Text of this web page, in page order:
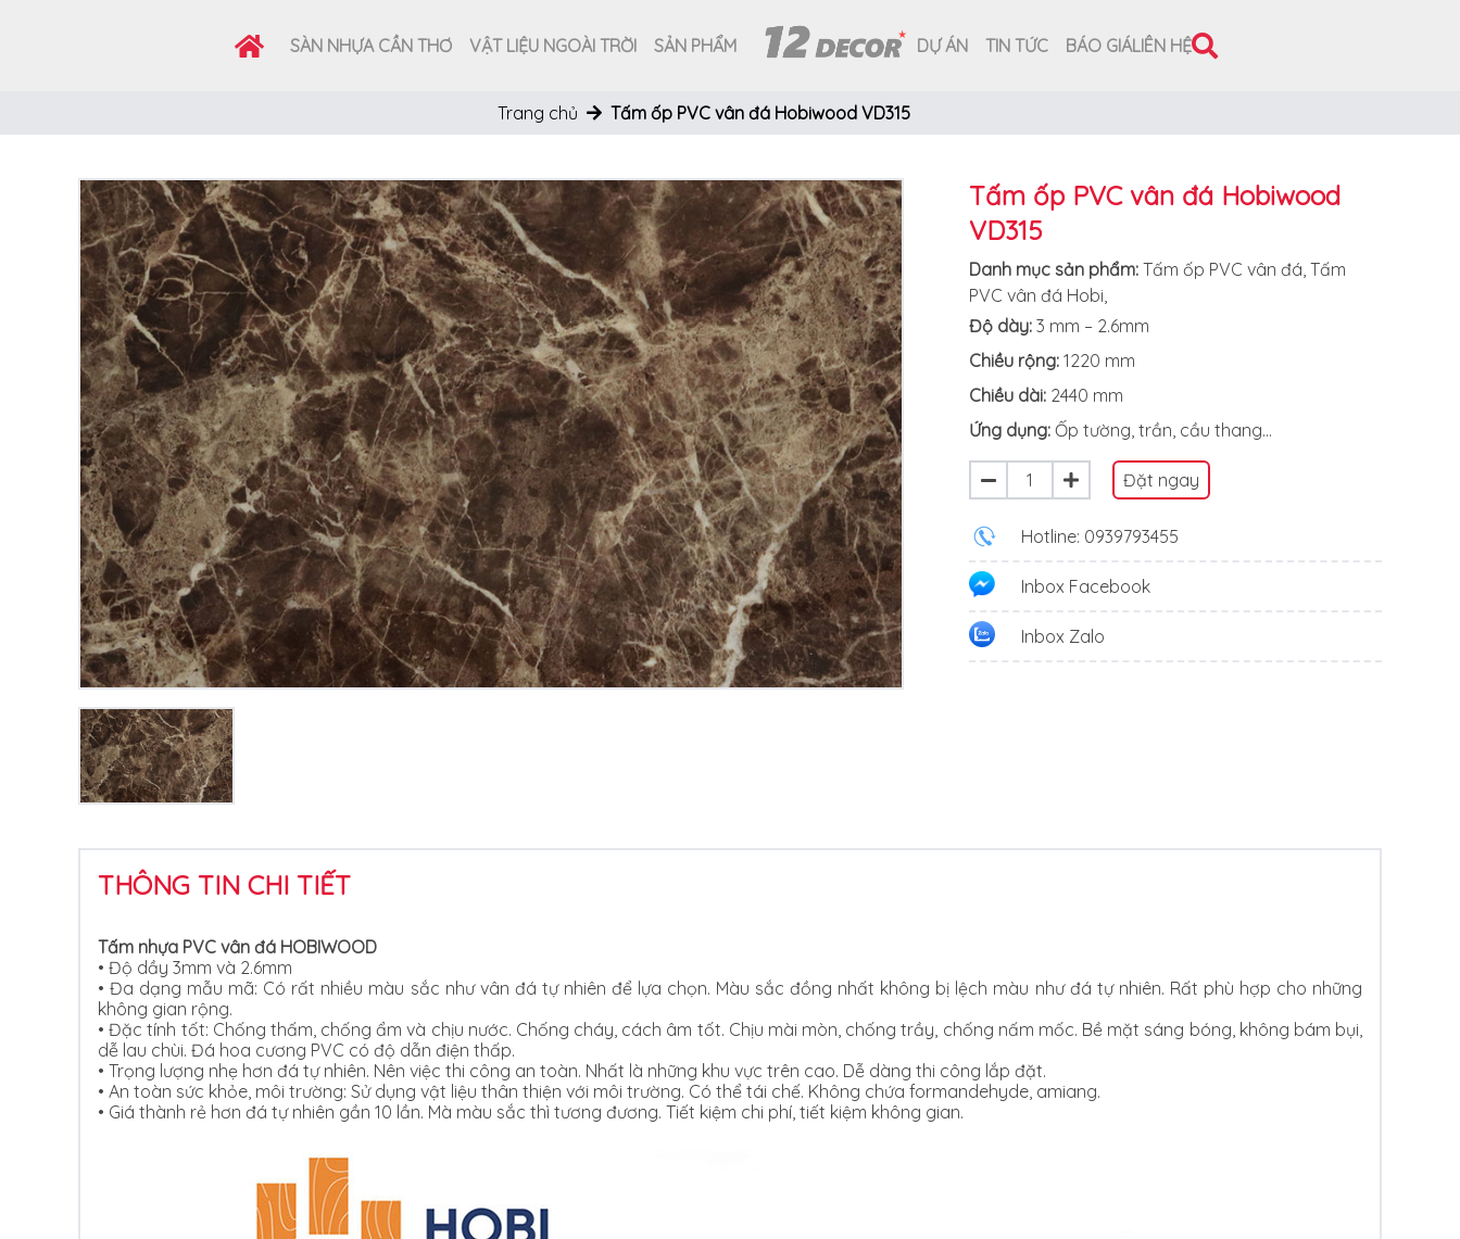
SÀN NHỰA CẦN THƠ VẬT LIỆU NGOÀI TRỜI SẢN PHẨM DỰ ÁN TIN TỨC BÁO GIÁLIÊN HỆ
Trang chủ Tấm ốp PVC vân đá Hobiwood VD315
Tấm ốp PVC vân đá Hobiwood
VD315
Danh mục sản phẩm: Tấm ốp PVC vân đá Tấm
PVC vân đá Hobi
Độ dày: 3 mm – 2.6mm
Chiều rộng: 1220 mm
Chiều dài: 2440 mm
Ứng dụng: Ốp tường, trần, cầu thang...
Đặt ngay
Hotline: 0939793455
Inbox Facebook
Inbox Zalo
THÔNG TIN CHI TIẾT
Tấm nhựa PVC vân đá HOBIWOOD
• Độ dầy 3mm và 2.6mm
•Đa dạng mẫu mã: Có rất nhiều màu sắc như vân đá tự nhiên để lựa chọn. Màu sắc đồng nhất không bị lệch màu như đá tự nhiên. Rất phù hợp cho những
không gian rộng.
•Đặc tính tốt: Chống thấm, chống ẩm và chịu nước. Chống cháy, cách âm tốt. Chịu mài mòn, chống trầy, chống nấm mốc. Bề mặt sáng bóng, không bám bụi,
dễ lau chùi. Đá hoa cương PVC có độ dẫn điện thấp.
• Trọng lượng nhẹ hơn đá tự nhiên. Nên việc thi công an toàn. Nhất là những khu vực trên cao. Dễ dàng thi công lắp đặt.
• An toàn sức khỏe, môi trường: Sử dụng vật liệu thân thiện với môi trường. Có thể tái chế. Không chứa formandehyde, amiang.
• Giá thành rẻ hơn đá tự nhiên gần 10 lần. Mà màu sắc thì tương đương. Tiết kiệm chi phí, tiết kiệm không gian.